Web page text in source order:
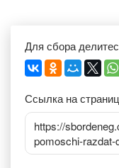
Для сбора
Ссылка на
https://
pomoschi-razdat-